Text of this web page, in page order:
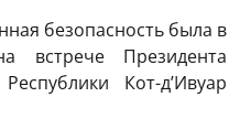
безопасность была в
встрече Президента
Кот-д’Ивуар